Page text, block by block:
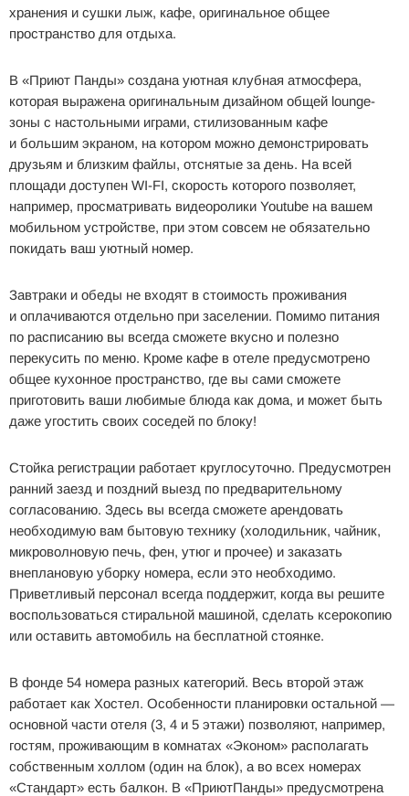
хранения и сушки лыж, кафе, оригинальное общее
пространство для отдыха.
В «Приют Панды» создана уютная клубная атмосфера,
которая выражена оригинальным дизайном общей lounge-
зоны с настольными играми, стилизованным кафе
и большим экраном, на котором можно демонстрировать
друзьям и близким файлы, отснятые за день. На всей
площади доступен WI-FI, скорость которого позволяет,
например, просматривать видеоролики Youtube на вашем
мобильном устройстве, при этом совсем не обязательно
покидать ваш уютный номер.
Завтраки и обеды не входят в стоимость проживания
и оплачиваются отдельно при заселении. Помимо питания
по расписанию вы всегда сможете вкусно и полезно
перекусить по меню. Кроме кафе в отеле предусмотрено
общее кухонное пространство, где вы сами сможете
приготовить ваши любимые блюда как дома, и может быть
даже угостить своих соседей по блоку!
Стойка регистрации работает круглосуточно. Предусмотрен
ранний заезд и поздний выезд по предварительному
согласованию. Здесь вы всегда сможете арендовать
необходимую вам бытовую технику (холодильник, чайник,
микроволновую печь, фен, утюг и прочее) и заказать
внеплановую уборку номера, если это необходимо.
Приветливый персонал всегда поддержит, когда вы решите
воспользоваться стиральной машиной, сделать ксерокопию
или оставить автомобиль на бесплатной стоянке.
В фонде 54 номера разных категорий. Весь второй этаж
работает как Хостел. Особенности планировки остальной —
основной части отеля (3, 4 и 5 этажи) позволяют, например,
гостям, проживающим в комнатах «Эконом» располагать
собственным холлом (один на блок), а во всех номерах
«Стандарт» есть балкон. В «ПриютПанды» предусмотрена